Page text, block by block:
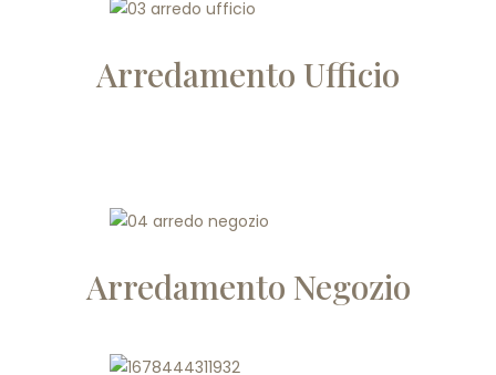
Arredamento Ufficio
Arredamento Negozio